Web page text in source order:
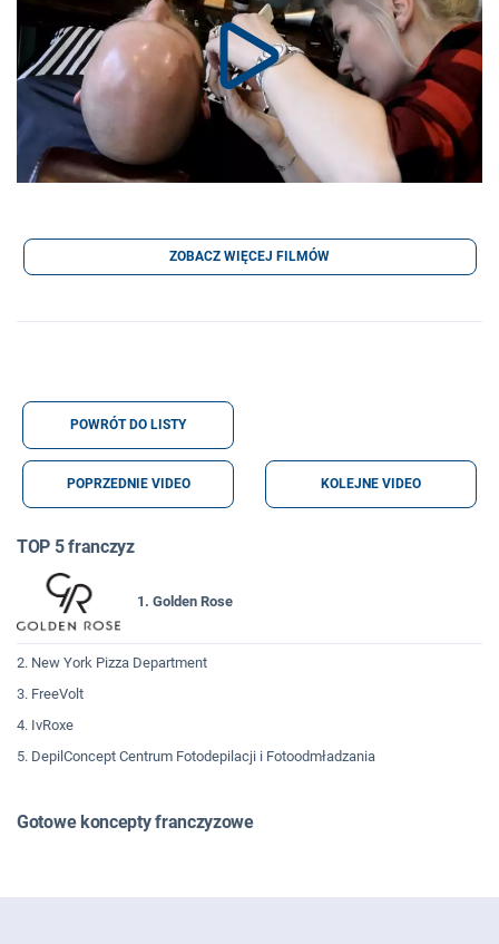
ZOBACZ WIĘCEJ FILMÓW
POWRÓT DO LISTY
POPRZEDNIE VIDEO KOLEJNE VIDEO
TOP 5 franczyz
1. Golden Rose
2. New York Pizza Department
3. FreeVolt
4. IvRoxe
5. DepilConcept Centrum Fotodepilacji i Fotoodmładzania
Gotowe koncepty franczyzowe